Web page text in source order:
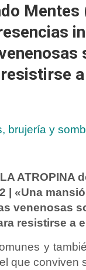
Mentes
brujería y
| «Una
venenosas
resistirse a
y
que